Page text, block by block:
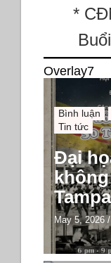
*
Buổi
Overlay7
Bình luận
Tin tức
Đại
May 5, 2026 /
Cộng Đồng